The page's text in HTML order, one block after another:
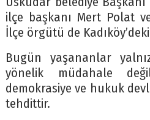
ilçe başkanı Mert Polat
İlçe örgütü de
Bugün yaşananlar
yönelik müdahale
demokrasiye ve hukuk
tehdittir.